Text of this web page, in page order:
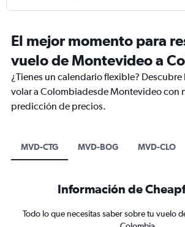
El mejor momento para
vuelo de Montevideo a
¿Tienes un calendario flexible?
volar a Colombiadesde Montevideo con
predicción de precios.
MVD-CTG MVD-BOG MVD-CLO
Información de
Todo lo que necesitas saber sobre tu vuelo